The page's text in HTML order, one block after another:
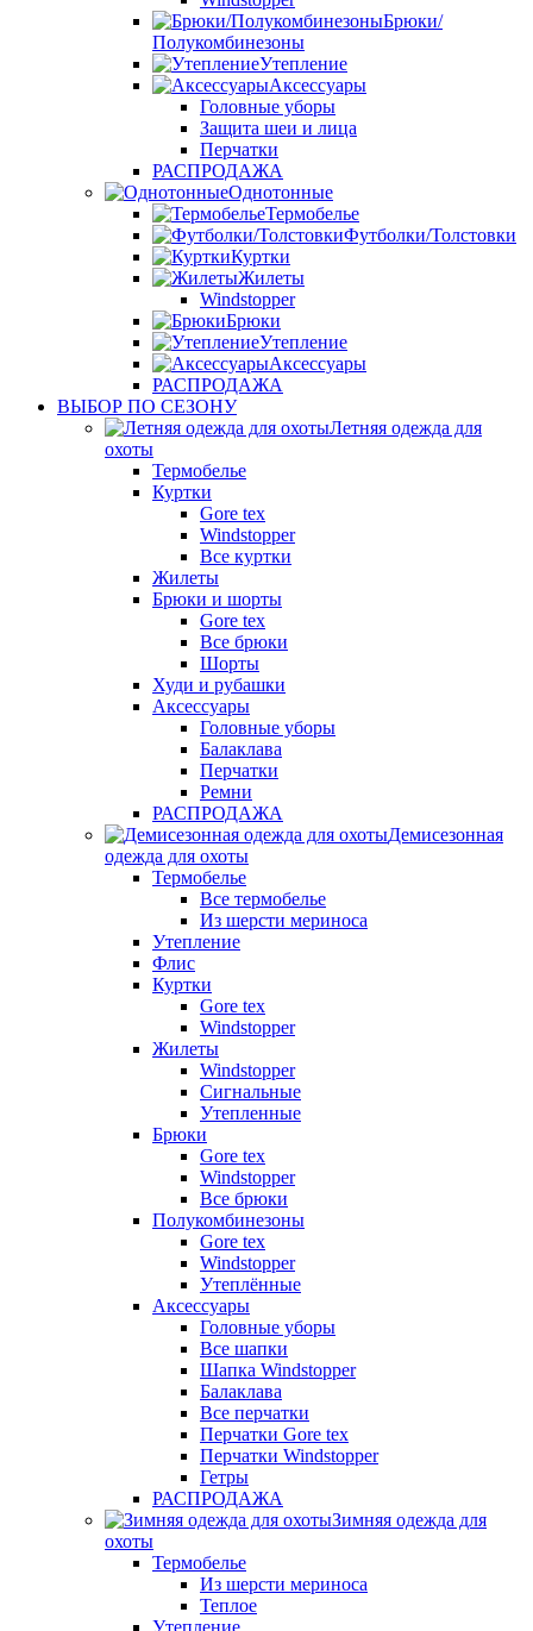
Брюки/
Полукомбинезоны
Утепление
Аксессуары
Головные уборы
Защита шеи и лица
Перчатки
РАСПРОДАЖА
Однотонные
Термобелье
Футболки/Толстовки
Куртки
Жилеты
Windstopper
Брюки
Утепление
Аксессуары
РАСПРОДАЖА
ВЫБОР ПО СЕЗОНУ
Летняя одежда для
охоты
Термобелье
Куртки
Gore tex
Windstopper
Все куртки
Жилеты
Брюки и шорты
Gore tex
Все брюки
Шорты
Худи и рубашки
Аксессуары
Головные уборы
Балаклава
Перчатки
Ремни
РАСПРОДАЖА
Демисезонная
одежда для охоты
Термобелье
Все термобелье
Из шерсти мериноса
Утепление
Флис
Куртки
Gore tex
Windstopper
Жилеты
Windstopper
Сигнальные
Утепленные
Брюки
Gore tex
Windstopper
Все брюки
Полукомбинезоны
Gore tex
Windstopper
Утеплённые
Аксессуары
Головные уборы
Все шапки
Шапка Windstopper
Балаклава
Все перчатки
Перчатки Gore tex
Перчатки Windstopper
Гетры
РАСПРОДАЖА
Зимняя одежда для
охоты
Термобелье
Из шерсти мериноса
Теплое
Утепление